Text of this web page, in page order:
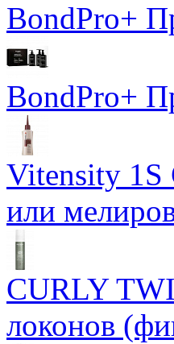
BondPro+
BondPro+
Vitensity 1S
или
CURLY
локонов